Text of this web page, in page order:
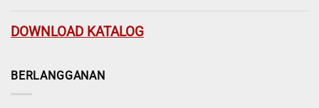
DOWNLOAD KATALOG
BERLANGGANAN